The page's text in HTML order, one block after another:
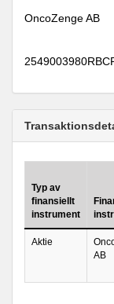
OncoZenge AB
Typ av
finansiellt
instrument
Aktie
AB